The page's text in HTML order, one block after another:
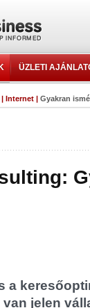
ÜZLETI
| Internet | Gyakran
a
jelen